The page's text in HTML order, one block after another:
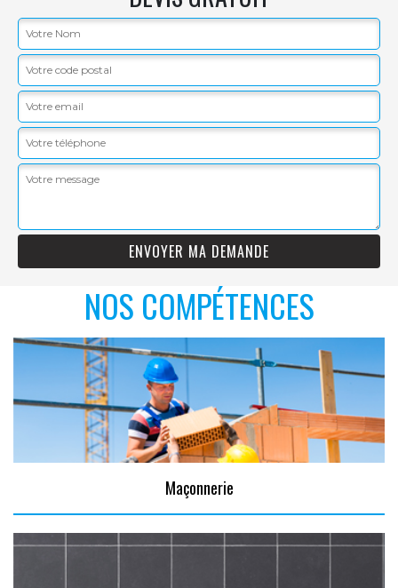
NOS COMPÉTENCES
Maçonnerie